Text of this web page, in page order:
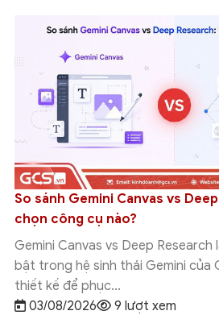
So sánh Gemini Canvas vs
chọn công cụ nào?
Gemini Canvas vs Deep Research
bật trong hệ sinh thái Gemini của
thiết kế để phục...
03/08/2026
9 lượt xem